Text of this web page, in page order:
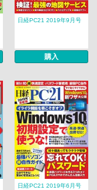
日経PC21 2019年9月号
購入
日経PC21 2019年6月号